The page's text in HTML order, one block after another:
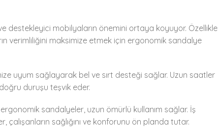
destekleyici mobilyaların önemini ortaya koyuyor. Özellikle
verimliliğini maksimize etmek için ergonomik sandalye
uyum sağlayarak bel ve sırt desteği sağlar. Uzun saatler
duruşu teşvik eder.
sandalyeler, uzun ömürlü kullanım sağlar. İş
sağlığını ve konforunu ön planda tutar.